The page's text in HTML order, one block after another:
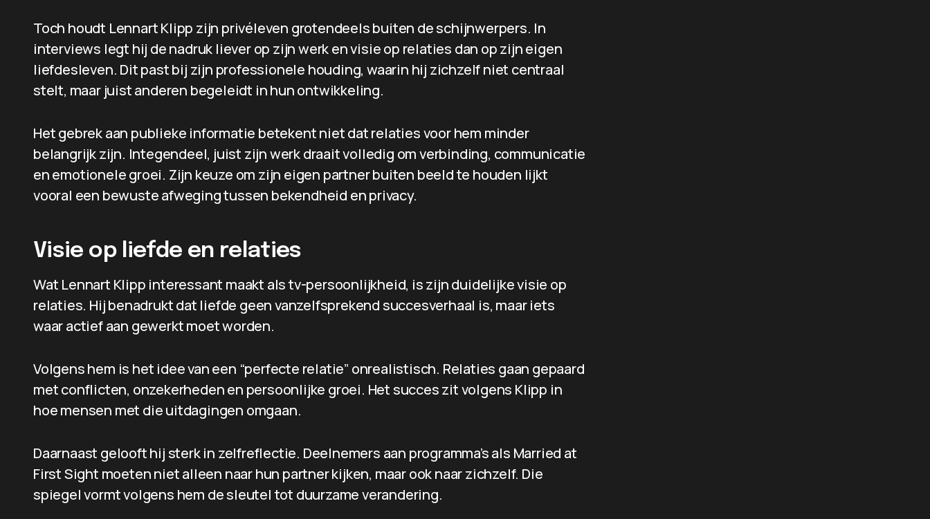
Toch houdt Lennart Klipp zijn privéleven grotendeels buiten de schijnwerpers. In
interviews legt hij de nadruk liever op zijn werk en visie op relaties dan op zijn eigen
liefdesleven. Dit past bij zijn professionele houding, waarin hij zichzelf niet centraal
stelt, maar juist anderen begeleidt in hun ontwikkeling.
Het gebrek aan publieke informatie betekent niet dat relaties voor hem minder
belangrijk zijn. Integendeel, juist zijn werk draait volledig om verbinding, communicatie
en emotionele groei. Zijn keuze om zijn eigen partner buiten beeld te houden lijkt
vooral een bewuste afweging tussen bekendheid en privacy.
Visie op liefde en relaties
Wat Lennart Klipp interessant maakt als tv-persoonlijkheid, is zijn duidelijke visie op
relaties. Hij benadrukt dat liefde geen vanzelfsprekend succesverhaal is, maar iets
waar actief aan gewerkt moet worden.
Volgens hem is het idee van een “perfecte relatie” onrealistisch. Relaties gaan gepaard
met conflicten, onzekerheden en persoonlijke groei. Het succes zit volgens Klipp in
hoe mensen met die uitdagingen omgaan.
Daarnaast gelooft hij sterk in zelfreflectie. Deelnemers aan programma’s als Married at
First Sight moeten niet alleen naar hun partner kijken, maar ook naar zichzelf. Die
spiegel vormt volgens hem de sleutel tot duurzame verandering.